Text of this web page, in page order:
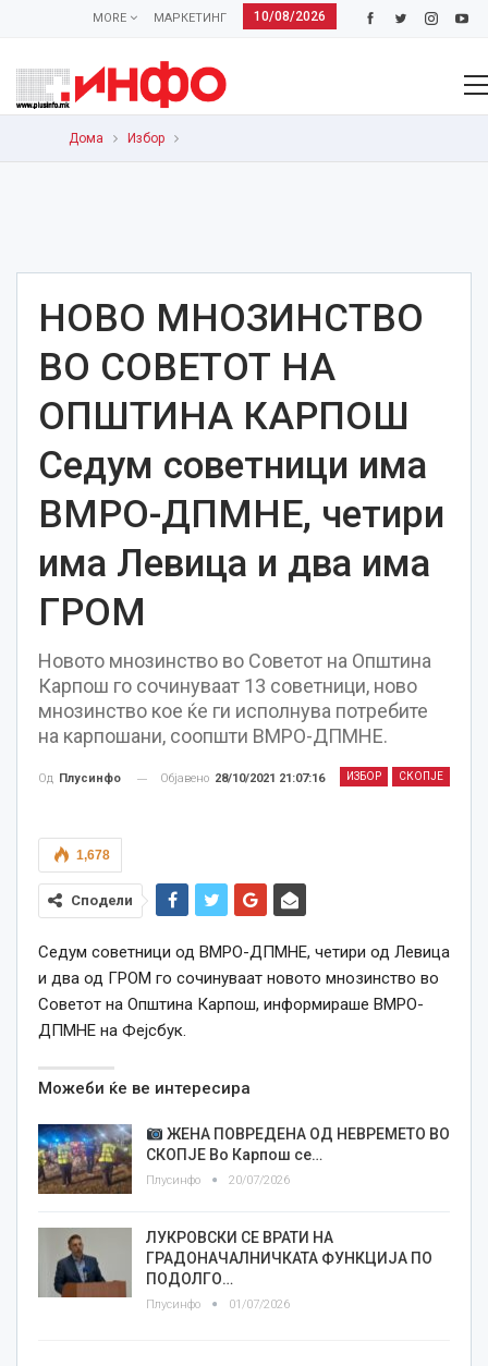
10/08/2026
МАРКЕТИНГ
MORE
Дома Избор
НОВО МНОЗИНСТВО
ВО СОВЕТОТ НА
ОПШТИНА КАРПОШ
Седум советници има
ВМРО-ДПМНЕ, четири
има Левица и два има
ГРОМ
Новото мнозинство во Советот на Општина
Карпош го сочинуваат 13 советници, ново
мнозинство кое ќе ги исполнува потребите
на карпошани, соопшти ВМРО-ДПМНЕ.
ИЗБОР СКОПЈЕ
Од Плусинфо Објавено 28/10/2021 21:07:16
1,678
Сподели
Седум советници од ВМРО-ДПМНЕ, четири од Левица
и два од ГРОМ го сочинуваат новото мнозинство во
Советот на Општина Карпош, информираше ВМРО-
ДПМНЕ на Фејсбук.
Можеби ќе ве интересира
ЖЕНА ПОВРЕДЕНА ОД НЕВРЕМЕТО ВО
СКОПЈЕ Во Карпош се…
Плусинфо 20/07/2026
ЛУКРОВСКИ СЕ ВРАТИ НА
ГРАДОНАЧАЛНИЧКАТА ФУНКЦИЈА ПО
ПОДОЛГО…
Плусинфо 01/07/2026